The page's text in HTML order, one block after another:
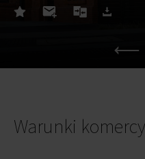
Warunki